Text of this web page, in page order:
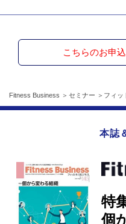
こちらのお申
Fitness Business セミナー フィッ
本誌
特
個